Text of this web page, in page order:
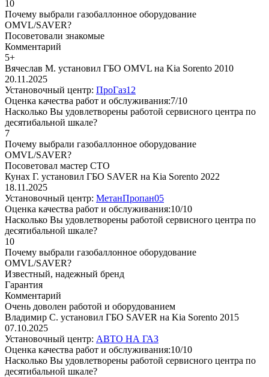
10
Почему выбрали газобаллонное оборудование
OMVL/SAVER?
Посоветовали знакомые
Комментарий
5+
Вячеслав М. установил ГБО OMVL на Kia Sorento 2010
20.11.2025
Установочный центр: ПроГаз12
Оценка качества работ и обслуживания:7/10
Насколько Вы удовлетворены работой сервисного центра по
десятибальной шкале?
7
Почему выбрали газобаллонное оборудование
OMVL/SAVER?
Посоветовал мастер СТО
Кунах Г. установил ГБО SAVER на Kia Sorento 2022
18.11.2025
Установочный центр: МетанПропан05
Оценка качества работ и обслуживания:10/10
Насколько Вы удовлетворены работой сервисного центра по
десятибальной шкале?
10
Почему выбрали газобаллонное оборудование
OMVL/SAVER?
Известный, надежный бренд
Гарантия
Комментарий
Очень доволен работой и оборудованием
Владимир С. установил ГБО SAVER на Kia Sorento 2015
07.10.2025
Установочный центр: АВТО НА ГАЗ
Оценка качества работ и обслуживания:10/10
Насколько Вы удовлетворены работой сервисного центра по
десятибальной шкале?